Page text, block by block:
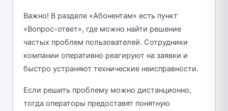
Важно! В разделе «Абонентам» есть пункт
«Вопрос-ответ», где можно найти решение
частых проблем пользователей. Сотрудники
компании оперативно реагируют на заявки и
быстро устраняют технические неисправности.
Если решить проблему можно дистанционно,
тогда операторы предоставят понятную